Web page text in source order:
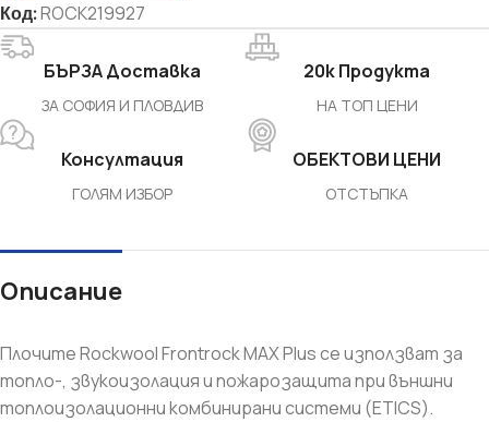
Код:ROCK219927
БЪРЗА Доставка
ЗА СОФИЯ И ПЛОВДИВ
20k Продукта
НА ТОП ЦЕНИ
Консултация
ГОЛЯМ ИЗБОР
ОБЕКТОВИ ЦЕНИ
ОТСТЪПКА
Описание
Плочите Rockwool Frontrock MAX Plus се използват за
топло-, звукоизолация и пожарозащита при външни
топлоизолационни комбинирани системи (ETICS).